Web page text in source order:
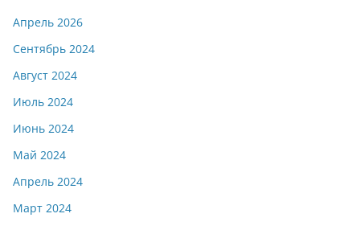
Апрель 2026
Сентябрь 2024
Август 2024
Июль 2024
Июнь 2024
Май 2024
Апрель 2024
Март 2024